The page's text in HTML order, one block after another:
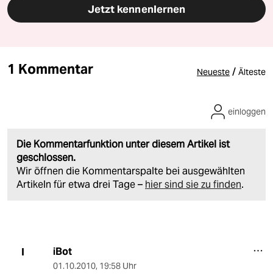
Jetzt kennenlernen
1 Kommentar Neueste / Älteste
Die Kommentarfunktion unter diesem Artikel ist
geschlossen.
Wir öffnen die Kommentarspalte bei ausgewählten
Artikeln für etwa drei Tage – hier sind sie zu finden.
einloggen
I iBot
01.10.2010, 19:58 Uhr